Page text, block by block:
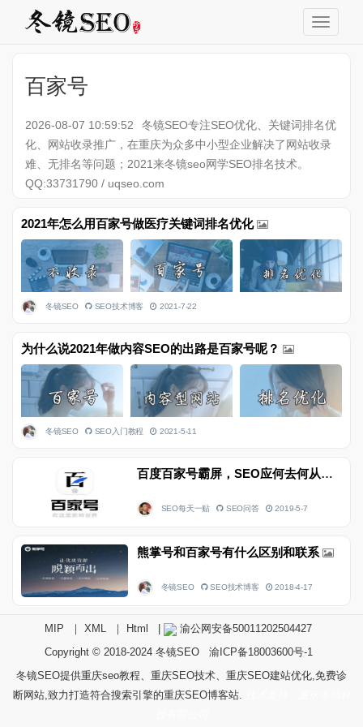
百家号
2026-08-07 10:59:52
冬镜SEO专注SEO优化、关键词排名优
化、网站收录推广，在重庆为众多中小型企业解决了网站收录
难、无排名等问题；2021来冬镜seo网学SEO排名技术。
QQ:33731790 / uqseo.com
2021年怎么用百家号做医疗关键词排名优化
冬镜SEO SEO技术博客 2021-7-22
为什么说2021年做内容SEO的出路是百家号呢？
冬镜SEO SEO入门教程 2021-5-11
百度百家号霸屏，SEO应何去何从？
SEO每天一贴 SEO问答 2019-5-7
熊掌号和百家号有什么区别和联系
冬镜SEO SEO技术博客 2018-4-17
MIP ｜ XML ｜ Html
渝公网安备50011202504427
Copyright © 2018-2024 冬镜SEO
渝ICP备18003600号-1
冬镜SEO提供重庆seo教程、重庆SEO技术、重庆SEO建站优化,免费诊
断网站,致力打造符合搜索引擎的重庆SEO博客站.